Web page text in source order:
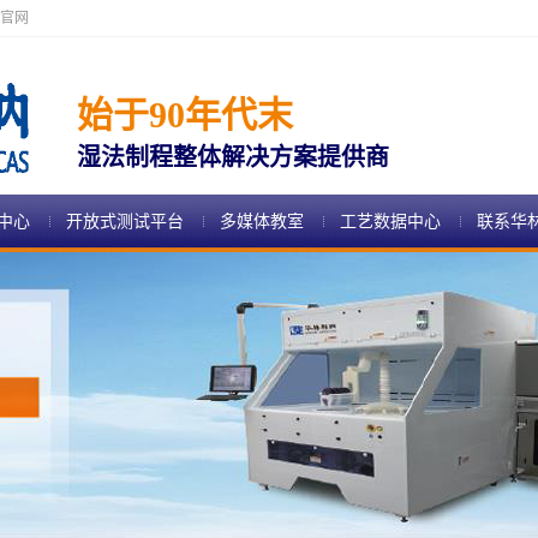
网
始于90年代末
湿法制程整体解决方案提供商
心 开放式测试平台 多媒体教室 工艺数据中心 联系华